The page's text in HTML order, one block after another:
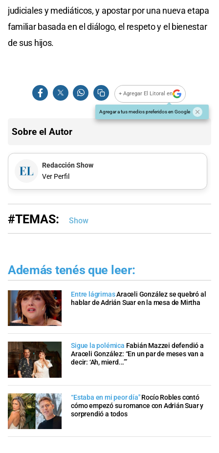
judiciales y mediáticos, y apostar por una nueva etapa
familiar basada en el diálogo, el respeto y el bienestar
de sus hijos.
+ Agregar El Litoral en
Agregar a tus medios preferidos en Google
Sobre el Autor
Redacción Show
Ver Perfil
#TEMAS: Show
Además tenés que leer:
Entre lágrimasAraceli González se quebró al
hablar de Adrián Suar en la mesa de Mirtha
Sigue la polémica Fabián Mazzei defendió a
Araceli González: “En un par de meses van a
decir: ‘Ah, mierd...’”
“Estaba en mi peor día" Rocío Robles contó
cómo empezó su romance con Adrián Suar y
sorprendió a todos